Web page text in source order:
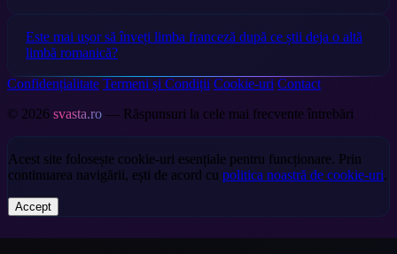
Este mai ușor să înveți limba franceză după ce știi deja o altă
limbă romanică?
Confidențialitate Termeni și Condiții Cookie-uri Contact
© 2026 svasta.ro — Răspunsuri la cele mai frecvente întrebări
Acest site folosește cookie-uri esențiale pentru funcționare. Prin
continuarea navigării, ești de acord cu politica noastră de cookie-uri.
Accept